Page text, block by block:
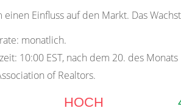
Einfluss auf den Markt. Das
monatlich.
10:00 EST, nach dem 20. des Monats
of Realtors.